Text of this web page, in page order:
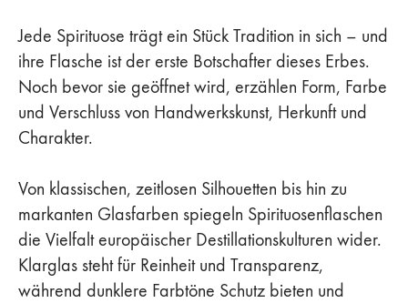
Jede Spirituose trägt ein Stück Tradition in sich – und
ihre Flasche ist der erste Botschafter dieses Erbes.
Noch bevor sie geöffnet wird, erzählen Form, Farbe
und Verschluss von Handwerkskunst, Herkunft und
Charakter.
Von klassischen, zeitlosen Silhouetten bis hin zu
markanten Glasfarben spiegeln Spirituosenflaschen
die Vielfalt europäischer Destillationskulturen wider.
Klarglas steht für Reinheit und Transparenz,
während dunklere Farbtöne Schutz bieten und